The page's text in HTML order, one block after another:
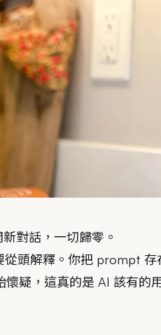
對話，一切歸零。
從頭解釋。你把 prompt 存
疑，這真的是 AI 該有的